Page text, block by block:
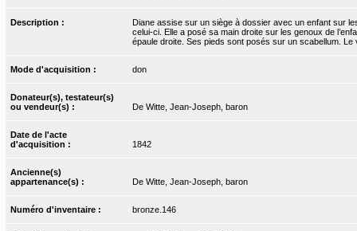
Description :
Diane assise sur un siège à dossier avec un enfant sur
celui-ci. Elle a posé sa main droite sur les genoux de
épaule droite. Ses pieds sont posés sur un scabellum.
Mode d'acquisition : don
Donateur(s), testateur(s)
ou vendeur(s) :
De Witte, Jean-Joseph, baron
Date de l'acte
d'acquisition :
1842
Ancienne(s)
appartenance(s) :
De Witte, Jean-Joseph, baron
Numéro d'inventaire : bronze.146